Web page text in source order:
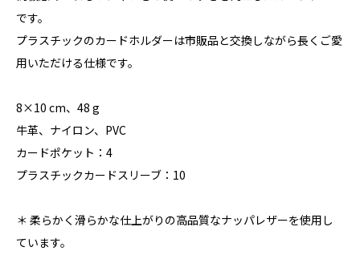
です。
プラスチックのカードホルダーは市販品と交換しながら長くご愛
用いただける仕様です。
8×10 cm、48 g
牛革、ナイロン、PVC
カードポケット：4
プラスチックカードスリーブ：10
＊ 柔らかく滑らかな仕上がりの高品質なナッパレザーを使用し
ています。